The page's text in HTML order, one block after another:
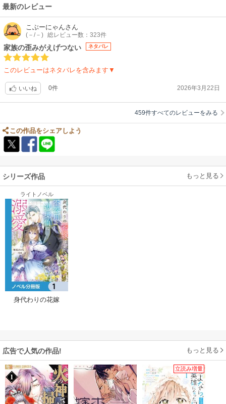
最新のレビュー
こぶーにゃんさん
(－/－) 総レビュー数：323件
家族の歪みがえげつない ネタバレ
このレビューはネタバレを含みます▼
いいね 0件 2026年3月22日
459件すべてのレビューをみる
この作品をシェアしよう
シリーズ作品 もっと見る
ライトノベル
身代わりの花嫁
広告で人気の作品! もっと見る
立読み増量